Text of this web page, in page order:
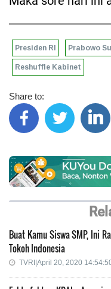
Presiden RI Prabowo
Reshuffle Kabinet
Share to:
Buat Kamu Siswa SMP, Ini
Tokoh Indonesia
TVRI|April 20, 2020